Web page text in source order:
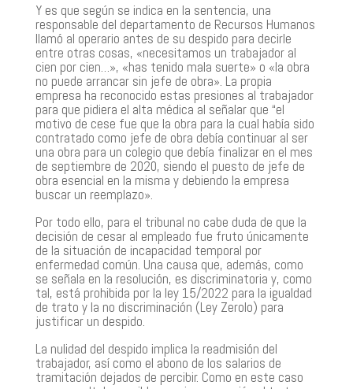
Y es que según se indica en la sentencia, una
responsable del departamento de Recursos Humanos
llamó al operario antes de su despido para decirle
entre otras cosas, «necesitamos un trabajador al
cien por cien…», «has tenido mala suerte» o «la obra
no puede arrancar sin jefe de obra». La propia
empresa ha reconocido estas presiones al trabajador
para que pidiera el alta médica al señalar que “el
motivo de cese fue que la obra para la cual había sido
contratado como jefe de obra debía continuar al ser
una obra para un colegio que debía finalizar en el mes
de septiembre de 2020, siendo el puesto de jefe de
obra esencial en la misma y debiendo la empresa
buscar un reemplazo».
Por todo ello, para el tribunal no cabe duda de que la
decisión de cesar al empleado fue fruto únicamente
de la situación de incapacidad temporal por
enfermedad común. Una causa que, además, como
se señala en la resolución, es discriminatoria y, como
tal, está prohibida por la ley 15/2022 para la igualdad
de trato y la no discriminación (Ley Zerolo) para
justificar un despido.
La nulidad del despido implica la readmisión del
trabajador, así como el abono de los salarios de
tramitación dejados de percibir. Como en este caso